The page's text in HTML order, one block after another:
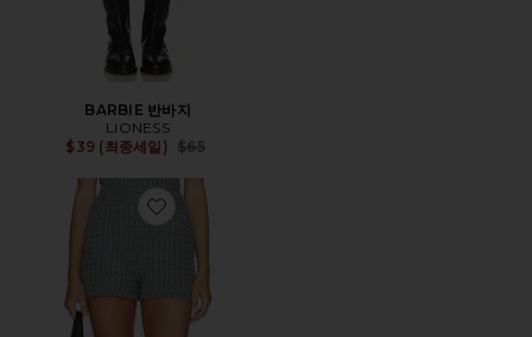
BARBIE 반바지
LIONESS
$39 (최종세일) Previous price:
$65
Favorite ELIANA 반바지